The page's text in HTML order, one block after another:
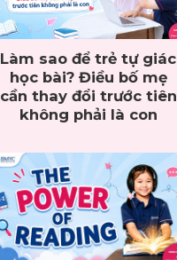
Làm sao để trẻ tự giác
học bài? Điều bố mẹ
cần thay đổi trước tiên
không phải là con